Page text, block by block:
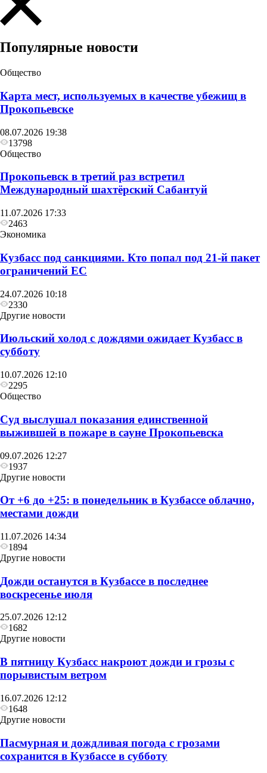
Общество
Глава Прокопьевска рассказал, как
преображается Сквер «Школьный»
Популярные новости
Общество
Карта мест, используемых в качестве убежищ в
Прокопьевске
08.07.2026 19:38
13798
Общество
Прокопьевск в третий раз встретил
Международный шахтёрский Сабантуй
11.07.2026 17:33
2463
Экономика
Кузбасс под санкциями. Кто попал под 21‑й пакет
ограничений ЕС
24.07.2026 10:18
2330
Другие новости
Июльский холод с дождями ожидает Кузбасс в
субботу
10.07.2026 12:10
2295
Общество
Суд выслушал показания единственной
выжившей в пожаре в сауне Прокопьевска
09.07.2026 12:27
1937
Другие новости
От +6 до +25: в понедельник в Кузбассе облачно,
местами дожди
11.07.2026 14:34
1894
Другие новости
Дожди останутся в Кузбассе в последнее
воскресенье июля
25.07.2026 12:12
1682
Другие новости
В пятницу Кузбасс накроют дожди и грозы с
порывистым ветром
16.07.2026 12:12
1648
Другие новости
Пасмурная и дождливая погода с грозами
сохранится в Кузбассе в субботу